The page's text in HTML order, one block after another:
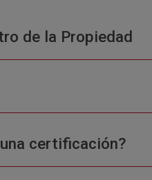
de la Propiedad
certificación?